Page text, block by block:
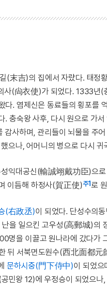
(末吉)의 집에서 자랐다. 태
사(尙衣使)가 되었다. 1333년
. 염제신은 동료들의 횡포를
. 충숙왕 사후, 다시 원으로 가
사하며, 관리들이 뇌물을 주
으나, 어머니의 병으로 다시 귀
성익대공신(輸誠翊戴功臣)으
이듬해 하정사(賀正使)주1 로
(右政丞)이 되었다. 단성수의
을 일으킨 고우성(高郵城)의
명을 이끌고 원나라에 갔다가
뒤 서북면도원수(西北面都元
문하시중(門下侍中)이 되었
민왕 12)에 우정승이 되었으나,